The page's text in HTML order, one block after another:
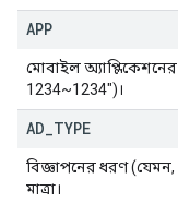
APP
মোবাইল
1234~1234")।
AD TYPE
বিজ্ঞাপনের ধরণ
মাত্রা।